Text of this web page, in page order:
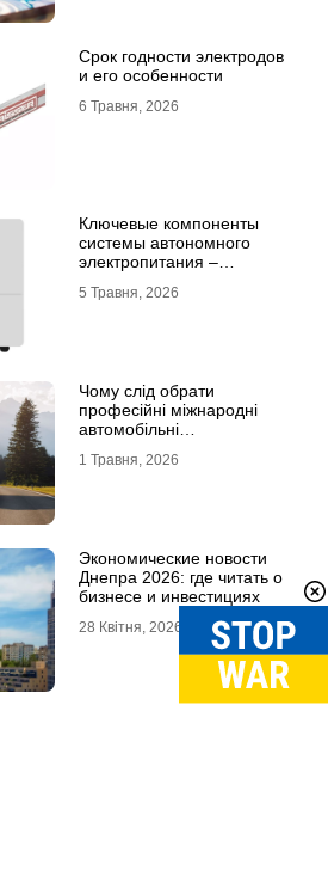
Срок годности электродов
и его особенности
6 Травня, 2026
Ключевые компоненты
системы автономного
электропитания –
DEYE
5 Травня, 2026
Чому слід обрати
професійні міжнародні
автомобільні
1 Травня, 2026
Экономические новости
Днепра 2026: где читать о
бизнесе и инвестициях
28 Квітня, 2026